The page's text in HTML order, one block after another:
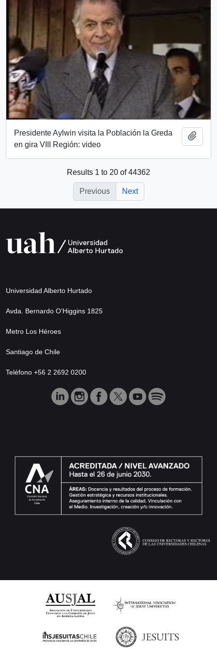
Presidente Aylwin visita la Población la Greda
en gira VIII Región: video
Results 1 to 20 of 44362
Previous Next
Universidad Alberto Hurtado
Avda. Bernardo O’Higgins 1825
Metro Los Héroes
Santiago de Chile
Teléfono +56 2 2692 0200